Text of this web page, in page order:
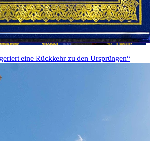
eine Rückkehr zu den Ursprüngen“